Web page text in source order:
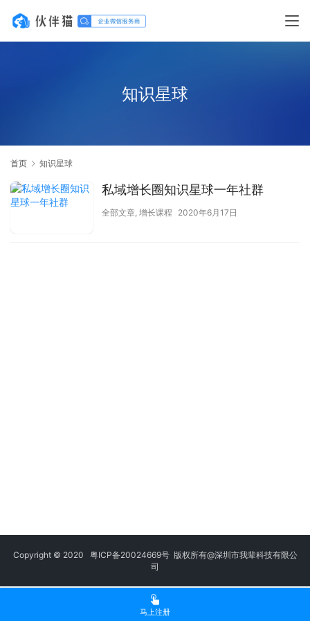
知识星球
首页 知识星球
私域增长圈知识星球一年社群
全部文章, 增长课程 2020年6月17日
Copyright © 2020 粤ICP备20024669号版权所有@深圳市我辈科技有限公
司
马上注册